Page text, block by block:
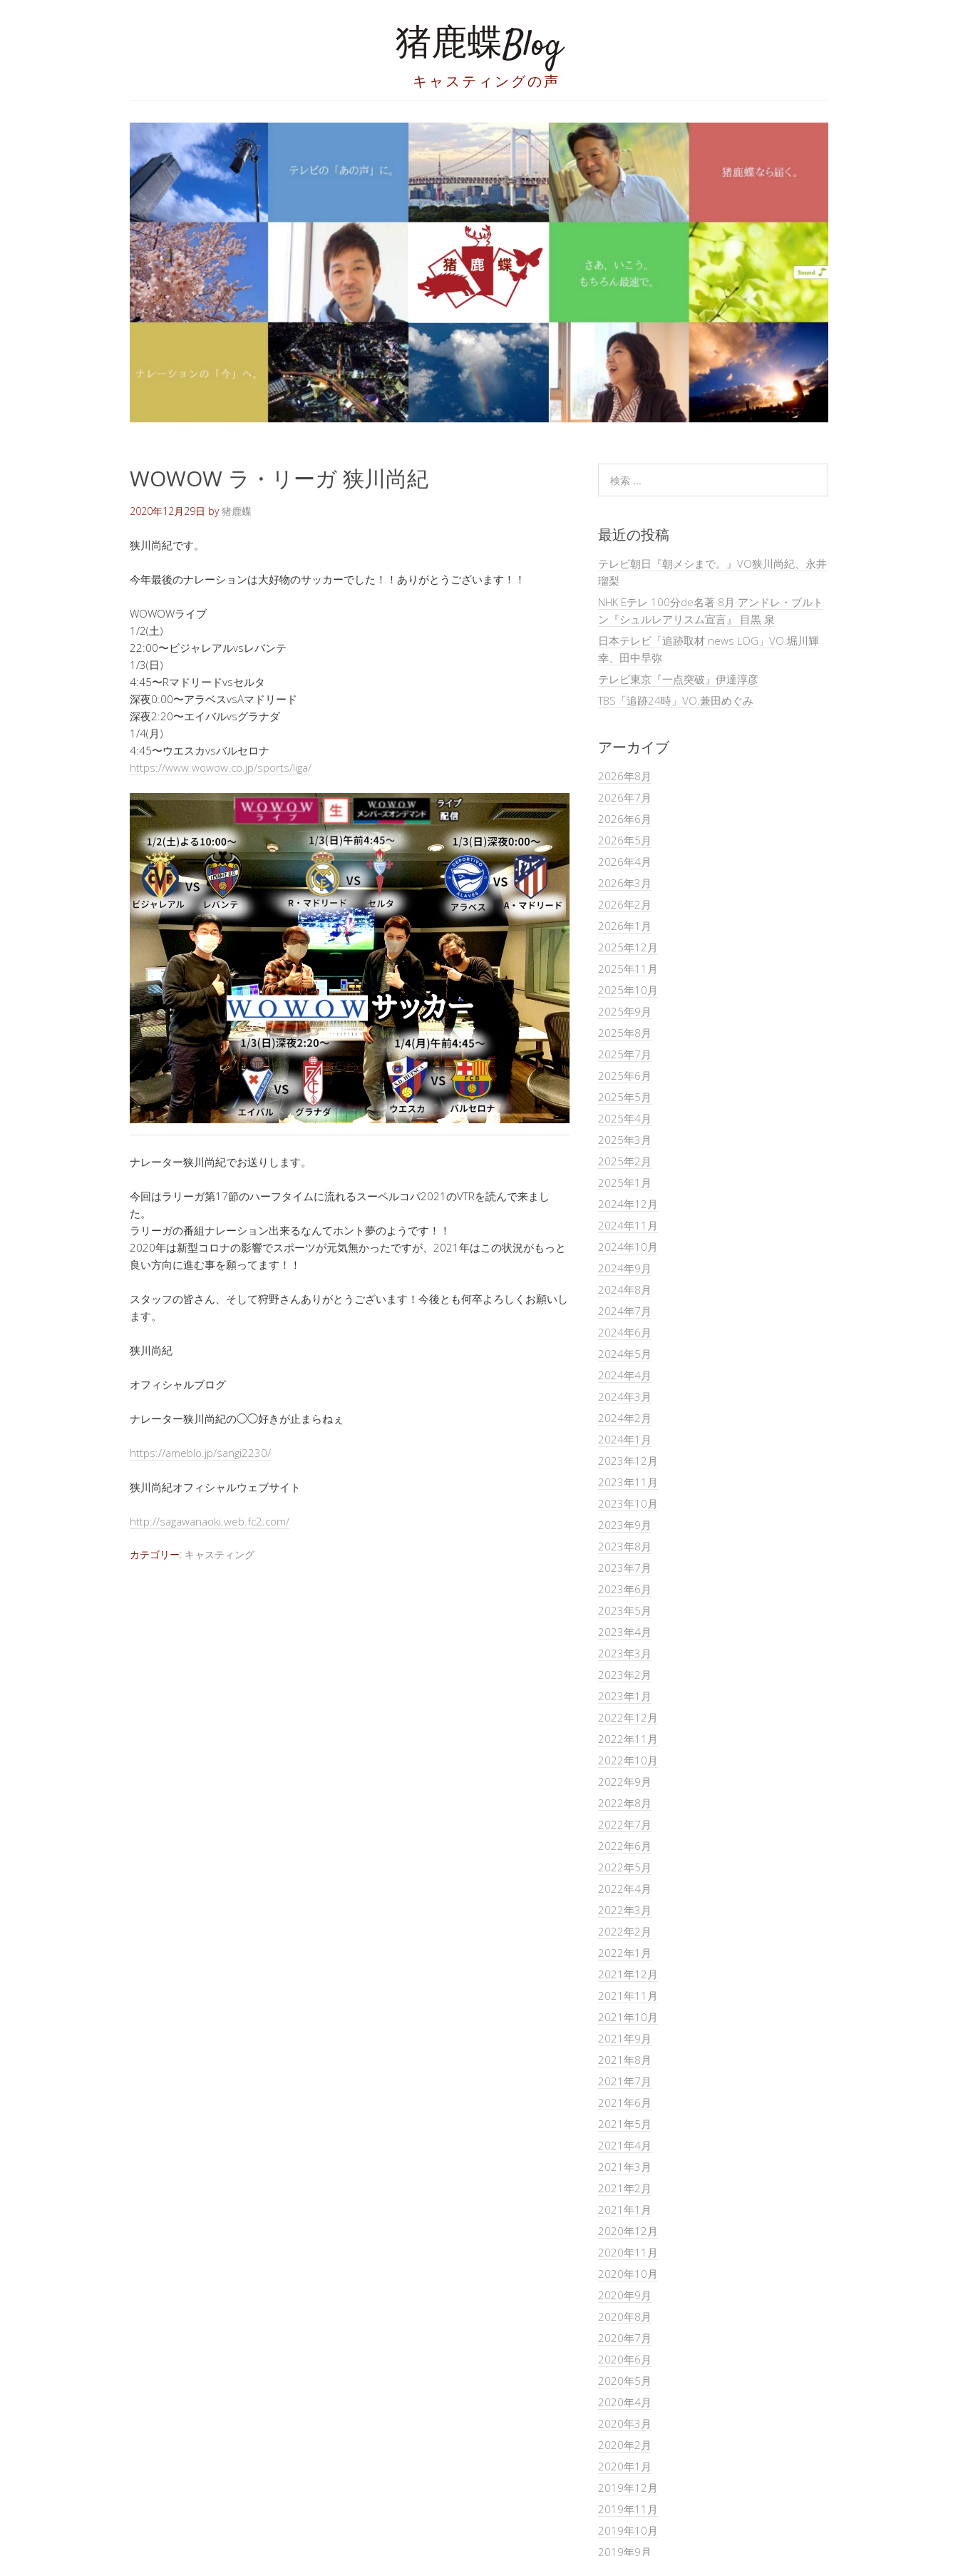
猪鹿蝶Blog
キャスティングの声
WOWOW ラ・リーガ 狭川尚紀
2020年12月29日 by猪鹿蝶
狭川尚紀です。
今年最後のナレーションは大好物のサッカーでした！！ありがとうございます！！
WOWOWライブ
1/2(土)
22:00〜ビジャレアルvsレバンテ
1/3(日)
4:45〜Rマドリードvsセルタ
深夜0:00〜アラベスvsAマドリード
深夜2:20〜エイバルvsグラナダ
1/4(月)
4:45〜ウエスカvsバルセロナ
https://www.wowow.co.jp/sports/liga/
ナレーター狭川尚紀でお送りします。
今回はラリーガ第17節のハーフタイムに流れるスーペルコパ2021のVTRを読んで来まし
た。
ラリーガの番組ナレーション出来るなんてホント夢のようです！！
2020年は新型コロナの影響でスポーツが元気無かったですが、2021年はこの状況がもっと
良い方向に進む事を願ってます！！
スタッフの皆さん、そして狩野さんありがとうございます！今後とも何卒よろしくお願いし
ます。
狭川尚紀
オフィシャルブログ
ナレーター狭川尚紀の◯◯好きが止まらねぇ
https://ameblo.jp/sangi2230/
狭川尚紀オフィシャルウェブサイト
http://sagawanaoki.web.fc2.com/
カテゴリー: キャスティング
最近の投稿
テレビ朝日『朝メシまで。』VO狭川尚紀、永井
瑠梨
NHK Eテレ 100分de名著 8月 アンドレ・ブルト
ン『シュルレアリスム宣言』 目黒 泉
日本テレビ「追跡取材 news LOG」VO.堀川輝
幸、田中早弥
テレビ東京『一点突破』伊達淳彦
TBS「追跡24時」VO.兼田めぐみ
アーカイブ
2026年8月
2026年7月
2026年6月
2026年5月
2026年4月
2026年3月
2026年2月
2026年1月
2025年12月
2025年11月
2025年10月
2025年9月
2025年8月
2025年7月
2025年6月
2025年5月
2025年4月
2025年3月
2025年2月
2025年1月
2024年12月
2024年11月
2024年10月
2024年9月
2024年8月
2024年7月
2024年6月
2024年5月
2024年4月
2024年3月
2024年2月
2024年1月
2023年12月
2023年11月
2023年10月
2023年9月
2023年8月
2023年7月
2023年6月
2023年5月
2023年4月
2023年3月
2023年2月
2023年1月
2022年12月
2022年11月
2022年10月
2022年9月
2022年8月
2022年7月
2022年6月
2022年5月
2022年4月
2022年3月
2022年2月
2022年1月
2021年12月
2021年11月
2021年10月
2021年9月
2021年8月
2021年7月
2021年6月
2021年5月
2021年4月
2021年3月
2021年2月
2021年1月
2020年12月
2020年11月
2020年10月
2020年9月
2020年8月
2020年7月
2020年6月
2020年5月
2020年4月
2020年3月
2020年2月
2020年1月
2019年12月
2019年11月
2019年10月
2019年9月